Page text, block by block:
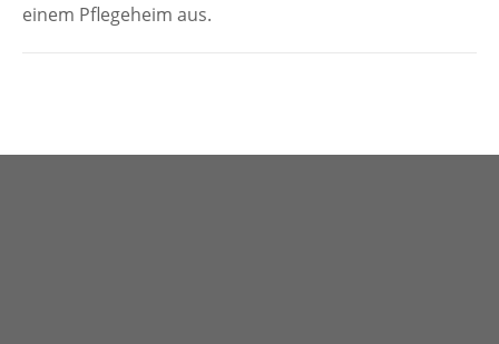
einem Pflegeheim aus.